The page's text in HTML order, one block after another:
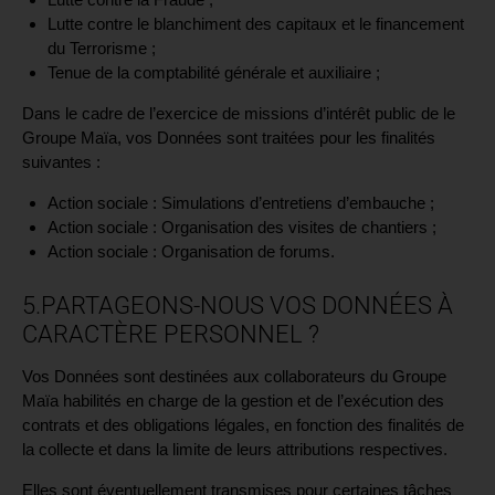
Lutte contre le blanchiment des capitaux et le financement
du Terrorisme ;
Tenue de la comptabilité générale et auxiliaire ;
Dans le cadre de l’exercice de missions d’intérêt public de le
Groupe Maïa, vos Données sont traitées pour les finalités
suivantes :
Action sociale : Simulations d’entretiens d’embauche ;
Action sociale : Organisation des visites de chantiers ;
Action sociale : Organisation de forums.
5.PARTAGEONS-NOUS VOS DONNÉES À
CARACTÈRE PERSONNEL ?
Vos Données sont destinées aux collaborateurs du Groupe
Maïa habilités en charge de la gestion et de l’exécution des
contrats et des obligations légales, en fonction des finalités de
la collecte et dans la limite de leurs attributions respectives.
Elles sont éventuellement transmises pour certaines tâches